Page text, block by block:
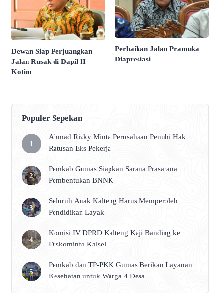
Dewan Siap Perjuangkan
Jalan Rusak di Dapil II
Kotim
Perbaikan Jalan Pramuka
Diapresiasi
Populer Sepekan
Ahmad Rizky Minta Perusahaan Penuhi Hak
Ratusan Eks Pekerja
Pemkab Gumas Siapkan Sarana Prasarana
Pembentukan BNNK
Seluruh Anak Kalteng Harus Memperoleh
Pendidikan Layak
Komisi IV DPRD Kalteng Kaji Banding ke
Diskominfo Kalsel
Pemkab dan TP-PKK Gumas Berikan Layanan
Kesehatan untuk Warga 4 Desa